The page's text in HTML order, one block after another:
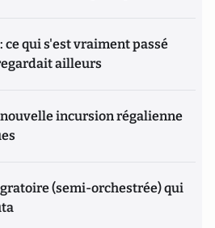
ce qui s'est vraiment passé
ailleurs
nouvelle incursion régalienne
(semi-orchestrée) qui